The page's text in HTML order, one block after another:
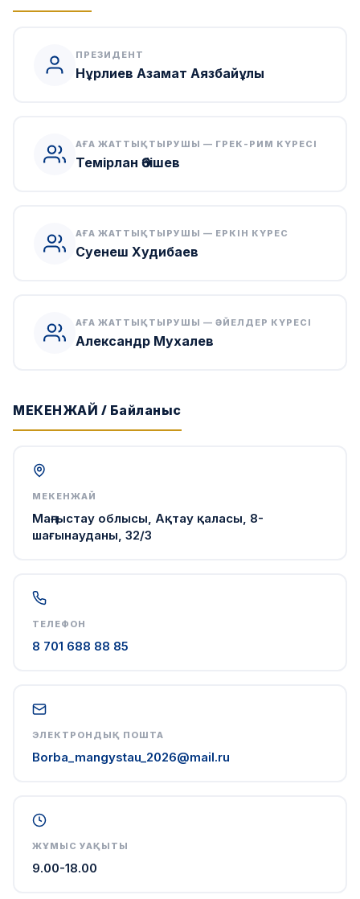
ПРЕЗИДЕНТ
Нұрлиев Азамат Аязбайұлы
АҒА ЖАТТЫҚТЫРУШЫ — ГРЕК-РИМ КҮРЕСІ
Темірлан Әбішев
АҒА ЖАТТЫҚТЫРУШЫ — ЕРКІН КҮРЕС
Суенеш Худибаев
АҒА ЖАТТЫҚТЫРУШЫ — ӘЙЕЛДЕР КҮРЕСІ
Александр Мухалев
МЕКЕНЖАЙ / Байланыс
МЕКЕНЖАЙ
Маңғыстау облысы, Ақтау қаласы, 8-
шағынауданы, 32/3
ТЕЛЕФОН
8 701 688 88 85
ЭЛЕКТРОНДЫҚ ПОШТА
Borba_mangystau_2026@mail.ru
ЖҰМЫС УАҚЫТЫ
9.00-18.00